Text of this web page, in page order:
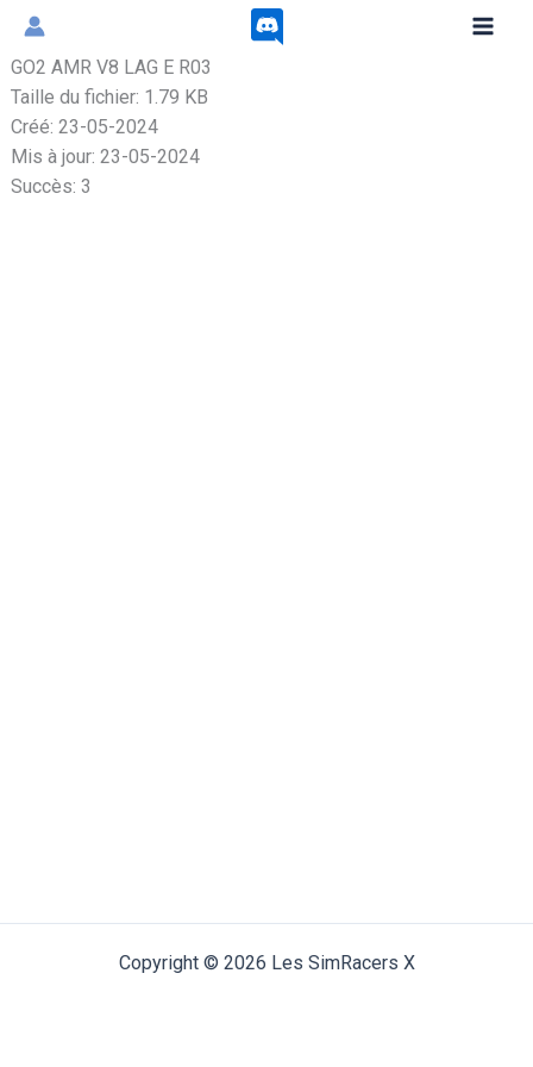
Aller
contenu
GO2 AMR V8 LAG E R03
Taille du fichier: 1.79 KB
Créé: 23-05-2024
Mis à jour: 23-05-2024
Succès: 3
Copyright © 2026 Les SimRacers X